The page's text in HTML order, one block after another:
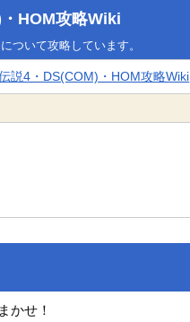
HOM攻略Wiki
ついて攻略しています。
説4・DS(COM)・HOM攻略Wiki
かせ！